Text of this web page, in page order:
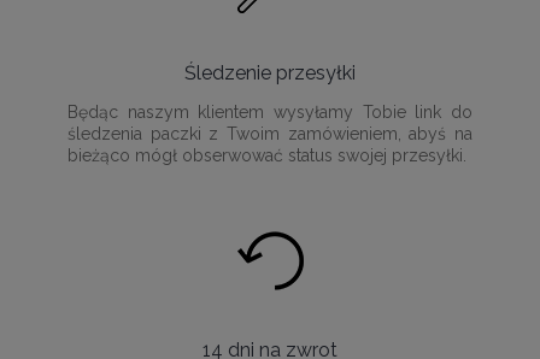
Śledzenie przesyłki
Będąc naszym klientem wysyłamy Tobie link do
śledzenia paczki z Twoim zamówieniem, abyś na
bieżąco mógł obserwować status swojej przesyłki.
14 dni na zwrot